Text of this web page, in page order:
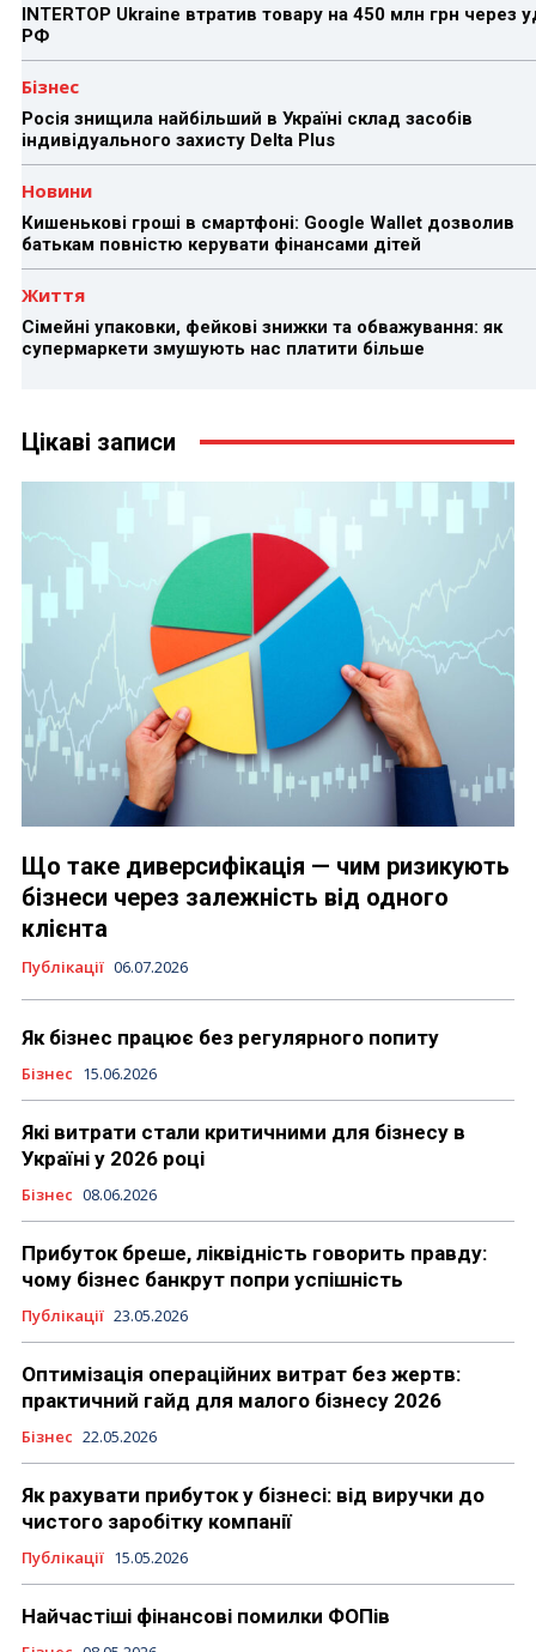
INTERTOP Ukraine втратив товару на 450 млн грн через
РФ
Бізнес
Росія знищила найбільший в Україні склад засобів
індивідуального захисту Delta Plus
Новини
Кишенькові гроші в смартфоні: Google Wallet дозволив
батькам повністю керувати фінансами дітей
Життя
Сімейні упаковки, фейкові знижки та обважування: як
супермаркети змушують нас платити більше
Цікаві записи
Що таке диверсифікація — чим ризикують
бізнеси через залежність від одного
клієнта
Публікації 06.07.2026
Як бізнес працює без регулярного попиту
Бізнес 15.06.2026
Які витрати стали критичними для бізнесу в
Україні у 2026 році
Бізнес 08.06.2026
Прибуток бреше, ліквідність говорить правду:
чому бізнес банкрут попри успішність
Публікації 23.05.2026
Оптимізація операційних витрат без жертв:
практичний гайд для малого бізнесу 2026
Бізнес 22.05.2026
Як рахувати прибуток у бізнесі: від виручки до
чистого заробітку компанії
Публікації 15.05.2026
Найчастіші фінансові помилки ФОПів